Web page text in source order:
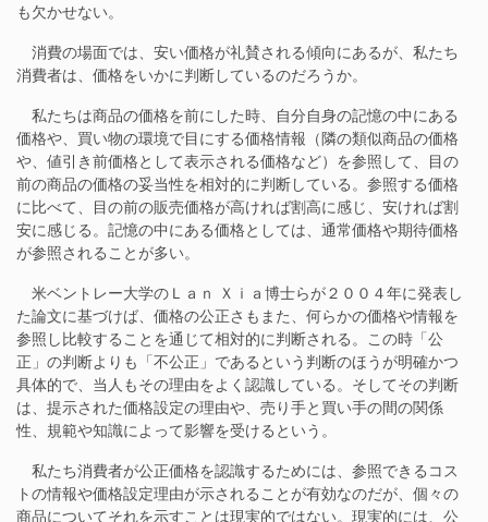
も欠かせない。
消費の場面では、安い価格が礼賛される傾向にあるが、私たち
消費者は、価格をいかに判断しているのだろうか。
私たちは商品の価格を前にした時、自分自身の記憶の中にある
価格や、買い物の環境で目にする価格情報（隣の類似商品の価格
や、値引き前価格として表示される価格など）を参照して、目の
前の商品の価格の妥当性を相対的に判断している。参照する価格
に比べて、目の前の販売価格が高ければ割高に感じ、安ければ割
安に感じる。記憶の中にある価格としては、通常価格や期待価格
が参照されることが多い。
米ベントレー大学のＬａｎ Ｘｉａ博士らが２００４年に発表し
た論文に基づけば、価格の公正さもまた、何らかの価格や情報を
参照し比較することを通じて相対的に判断される。この時「公
正」の判断よりも「不公正」であるという判断のほうが明確かつ
具体的で、当人もその理由をよく認識している。そしてその判断
は、提示された価格設定の理由や、売り手と買い手の間の関係
性、規範や知識によって影響を受けるという。
私たち消費者が公正価格を認識するためには、参照できるコス
トの情報や価格設定理由が示されることが有効なのだが、個々の
商品についてそれを示すことは現実的ではない。現実的には、公